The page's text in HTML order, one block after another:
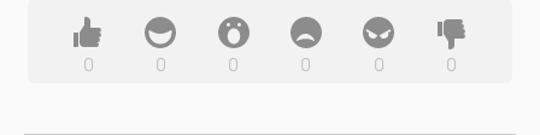
0 0 0 0 0 0